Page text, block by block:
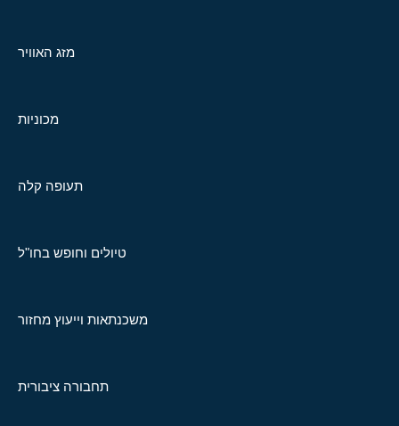
מזג האוויר
מכוניות
תעופה קלה
טיולים וחופש בחו"ל
משכנתאות וייעוץ מחזור
תחבורה ציבורית